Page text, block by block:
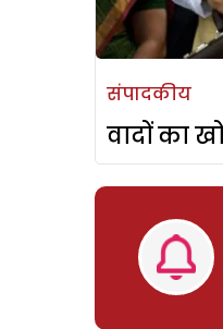
संपादकीय
वादों का